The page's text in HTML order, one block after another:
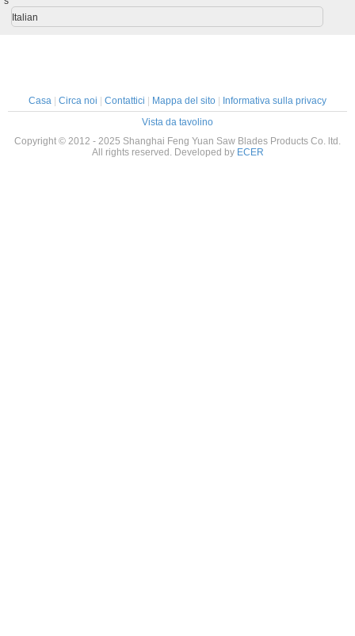
di
Italian
Casa Circa noi Contattici Mappa del sito
Informativa sulla privacy
Vista da tavolino
Copyright © 2012 - 2025 Shanghai Feng Yuan Saw Blades Products Co. ltd.
All rights reserved. Developed by ECER